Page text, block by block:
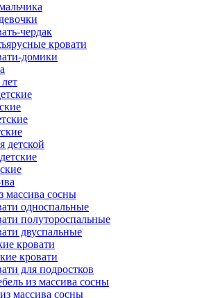
чердак
кровати
домики
детской
массива сосны
односпальные
полутороспальные
двуспальные
кровати
кровати
для подростков
из массива сосны
массива сосны